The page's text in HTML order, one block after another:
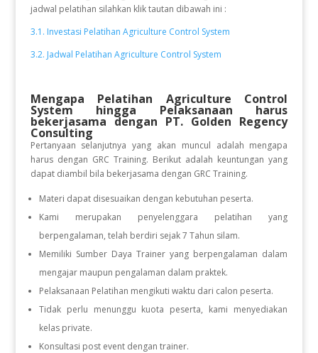
jadwal pelatihan silahkan klik tautan dibawah ini :
3.1. Investasi Pelatihan Agriculture Control System
3.2. Jadwal Pelatihan Agriculture Control System
Mengapa Pelatihan Agriculture Control
System hingga Pelaksanaan harus
bekerjasama dengan PT. Golden Regency
Consulting
Pertanyaan selanjutnya yang akan muncul adalah mengapa
harus dengan GRC Training. Berikut adalah keuntungan yang
dapat diambil bila bekerjasama dengan GRC Training.
Materi dapat disesuaikan dengan kebutuhan peserta.
Kami merupakan penyelenggara pelatihan yang
berpengalaman, telah berdiri sejak 7 Tahun silam.
Memiliki Sumber Daya Trainer yang berpengalaman dalam
mengajar maupun pengalaman dalam praktek.
Pelaksanaan Pelatihan mengikuti waktu dari calon peserta.
Tidak perlu menunggu kuota peserta, kami menyediakan
kelas private.
Konsultasi post event dengan trainer.